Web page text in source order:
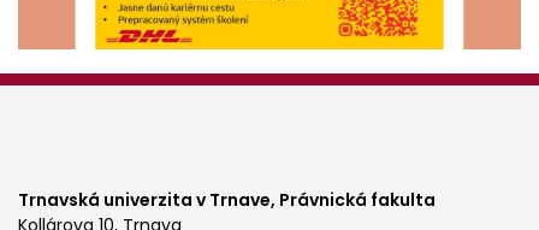
Trnavská univerzita v Trnave, Právnická fakulta
Kollárova 10, Trnava